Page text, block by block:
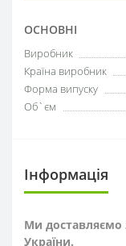
ОСНОВНІ
Виробник
Країна виробник
Форма випуску
Об`єм
Інформація
Ми доставляємо
України.